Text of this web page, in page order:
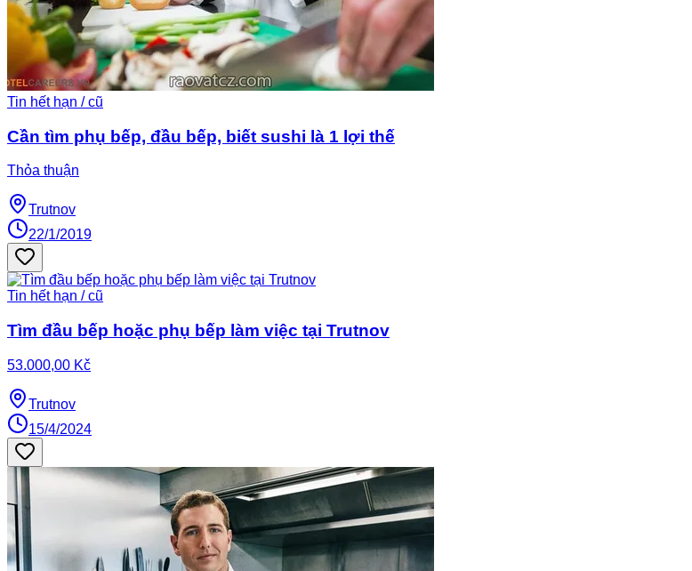
Tin hết hạn / cũ
Cần tìm phụ bếp, đầu bếp, biết sushi là 1 lợi thế
Thỏa thuận
Trutnov
22/1/2019
Tin hết hạn / cũ
Tìm đầu bếp hoặc phụ bếp làm việc tại Trutnov
53.000,00 Kč
Trutnov
15/4/2024